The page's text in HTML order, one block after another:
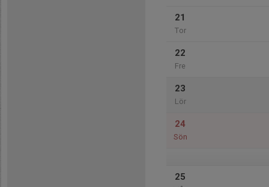
21
Tor
22
Fre
23
Lör
24
Sön
25